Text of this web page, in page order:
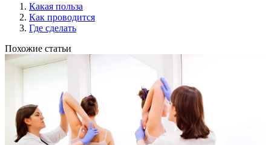
Какая польза
Как проводится
Где сделать
Похожие статьи